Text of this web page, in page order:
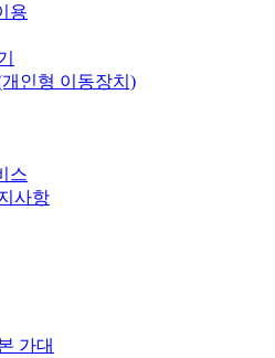
용
인형 이동장치)
스
사항
가대